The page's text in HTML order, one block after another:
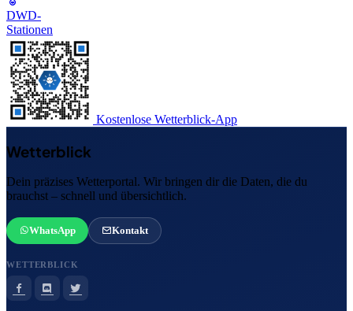
DWD-
Stationen
Kostenlose Wetterblick-App
Wetterblick
Dein präzises Wetterportal. Wir bringen dir die Daten, die du
brauchst – schnell und übersichtlich.
WhatsApp Kontakt
WETTERBLICK